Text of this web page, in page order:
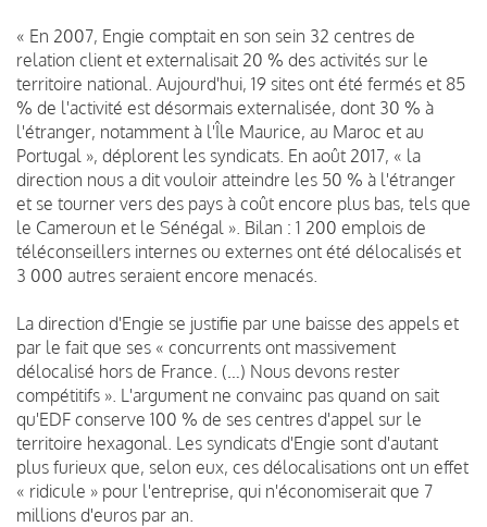
« En 2007, Engie comptait en son sein 32 centres de
relation client et externalisait 20 % des activités sur le
territoire national. Aujourd'hui, 19 sites ont été fermés et 85
% de l'activité est désormais externalisée, dont 30 % à
l'étranger, notamment à l'Île Maurice, au Maroc et au
Portugal », déplorent les syndicats. En août 2017, « la
direction nous a dit vouloir atteindre les 50 % à l'étranger
et se tourner vers des pays à coût encore plus bas, tels que
le Cameroun et le Sénégal ». Bilan : 1 200 emplois de
téléconseillers internes ou externes ont été délocalisés et
3 000 autres seraient encore menacés.
La direction d'Engie se justifie par une baisse des appels et
par le fait que ses « concurrents ont massivement
délocalisé hors de France. (…) Nous devons rester
compétitifs ». L'argument ne convainc pas quand on sait
qu'EDF conserve 100 % de ses centres d'appel sur le
territoire hexagonal. Les syndicats d'Engie sont d'autant
plus furieux que, selon eux, ces délocalisations ont un effet
« ridicule » pour l'entreprise, qui n'économiserait que 7
millions d'euros par an.